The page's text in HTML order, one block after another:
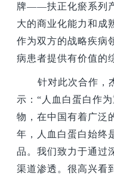
牌——扶正化瘀系列
大的商业化能力和成
作为双方的战略疾病
病患者提供有价值的
针对此次合作，
示：“人血白蛋白作
物，在中国有着广泛
年，人血白蛋白始终
品。我们致力于通过
渠道渗透。很高兴看